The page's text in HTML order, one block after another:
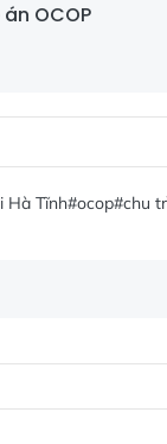
OCOP
Hà Tĩnh#ocop#chu